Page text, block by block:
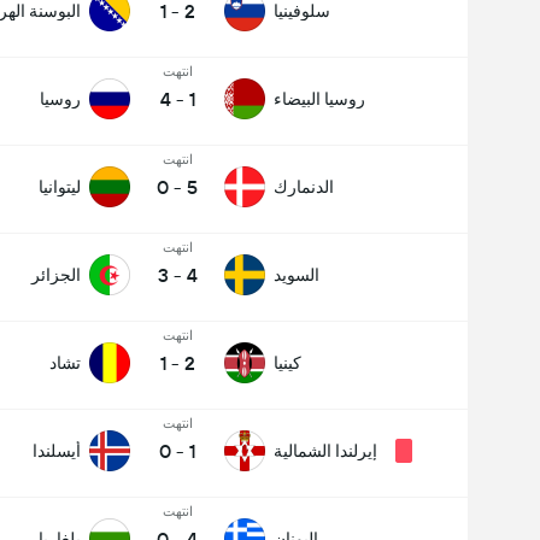
سلوفينيا 2
-
1 البوسنة
روسيا البيضاء
انتهت
1
-
4 روسيا
الدنمارك
انتهت
5
-
0 ليتوانيا
السويد
انتهت
4
-
3 الجزائر
كينيا
انتهت
2
-
1 تشاد
إيرلندا الشمالية
انتهت
1
-
0 أيسلندا
انتهت